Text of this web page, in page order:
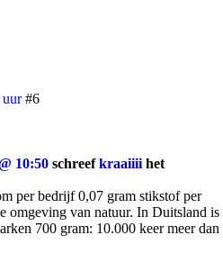
uur #6
10:50 schreefkraaiiii het
per bedrijf 0,07 gram stikstof per
omgeving van natuur. In Duitsland is
700 gram: 10.000 keer meer dan